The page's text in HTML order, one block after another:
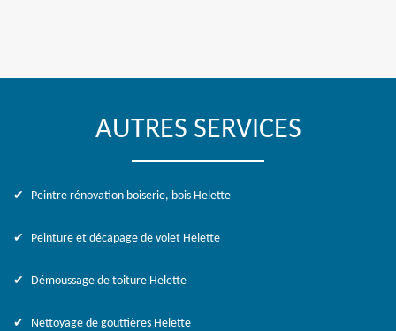
AUTRES SERVICES
Peintre rénovation boiserie, bois Helette
Peinture et décapage de volet Helette
Démoussage de toiture Helette
Nettoyage de gouttières Helette